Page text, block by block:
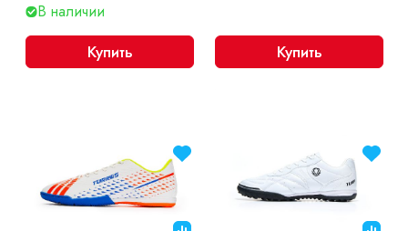
В наличии
Купить Купить